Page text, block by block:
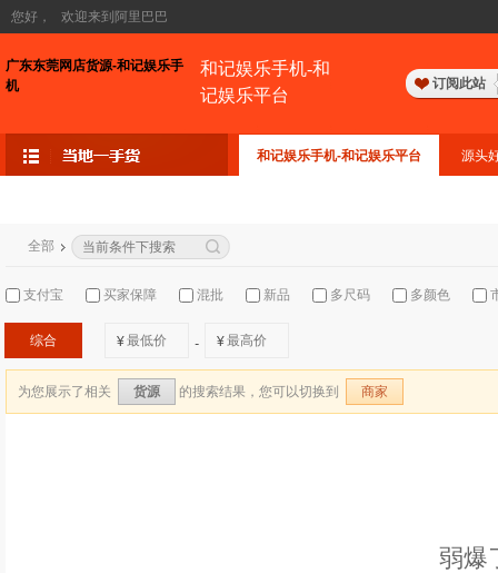
您好， 欢迎来到阿里巴巴
广东东莞网店货源-和记娱乐手
机
和记娱乐手机-和
记娱乐平台
订阅此站
和记娱乐手机-和记娱乐平台 源头
全部
支付宝 买家保障 混批 新品 多尺码 多颜色
综合 ¥ - ¥
为您展示了相关 货源 的搜索结果，您可以切换到 商家
弱爆